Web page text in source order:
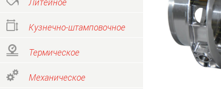
Кузнечно-штамповочное
Термическое
Механическое